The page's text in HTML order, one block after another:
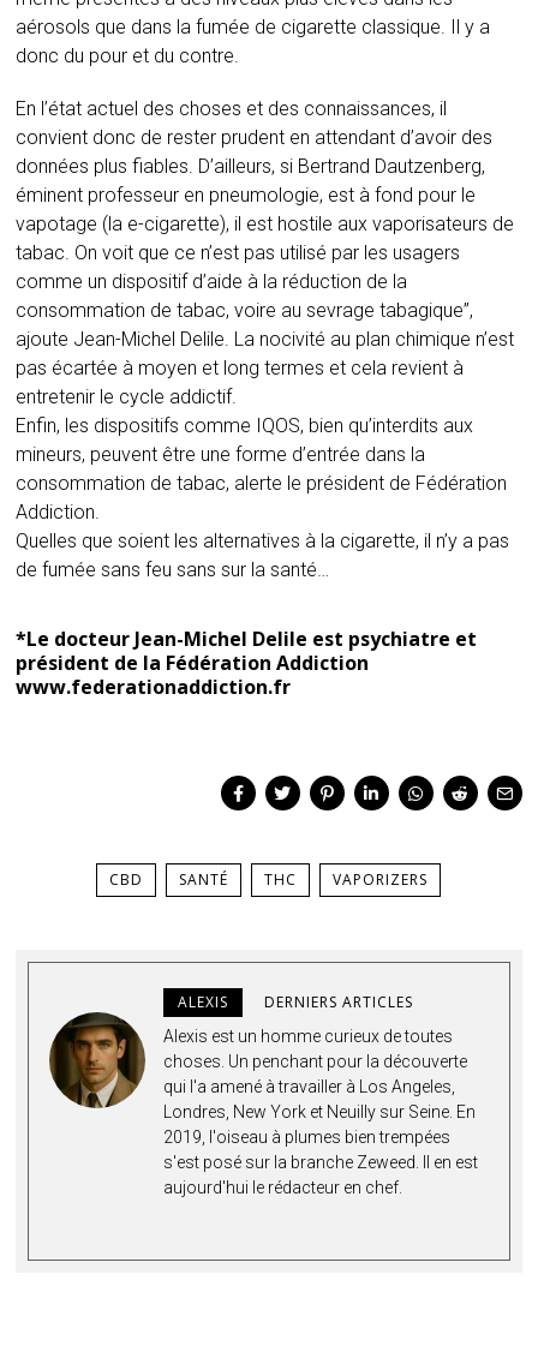
aérosols que dans la fumée de cigarette classique. Il y a
donc du pour et du contre.
En l’état actuel des choses et des connaissances, il
convient donc de rester prudent en attendant d’avoir des
données plus fiables. D’ailleurs, si Bertrand Dautzenberg,
éminent professeur en pneumologie, est à fond pour le
vapotage (la e-cigarette), il est hostile aux vaporisateurs de
tabac. On voit que ce n’est pas utilisé par les usagers
comme un dispositif d’aide à la réduction de la
consommation de tabac, voire au sevrage tabagique”,
ajoute Jean-Michel Delile. La nocivité au plan chimique n’est
pas écartée à moyen et long termes et cela revient à
entretenir le cycle addictif.
Enfin, les dispositifs comme IQOS, bien qu’interdits aux
mineurs, peuvent être une forme d’entrée dans la
consommation de tabac, alerte le président de Fédération
Addiction.
Quelles que soient les alternatives à la cigarette, il n’y a pas
de fumée sans feu sans sur la santé…
*Le docteur Jean-Michel Delile est psychiatre et
président de la Fédération Addiction
www.federationaddiction.fr
CBD SANTÉ THC VAPORIZERS
ALEXIS DERNIERS ARTICLES
Alexis est un homme curieux de toutes
choses. Un penchant pour la découverte
qui l'a amené à travailler à Los Angeles,
Londres, New York et Neuilly sur Seine. En
2019, l'oiseau à plumes bien trempées
s'est posé sur la branche Zeweed. Il en est
aujourd'hui le rédacteur en chef.